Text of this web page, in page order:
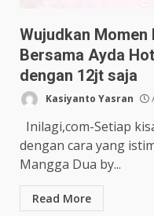
Wujudkan Momen
Bersama Ayda
dengan 12jt saja
Kasiyanto Yasran
Inilagi,com-Setiap
dengan cara yang
Mangga Dua by...
Read More